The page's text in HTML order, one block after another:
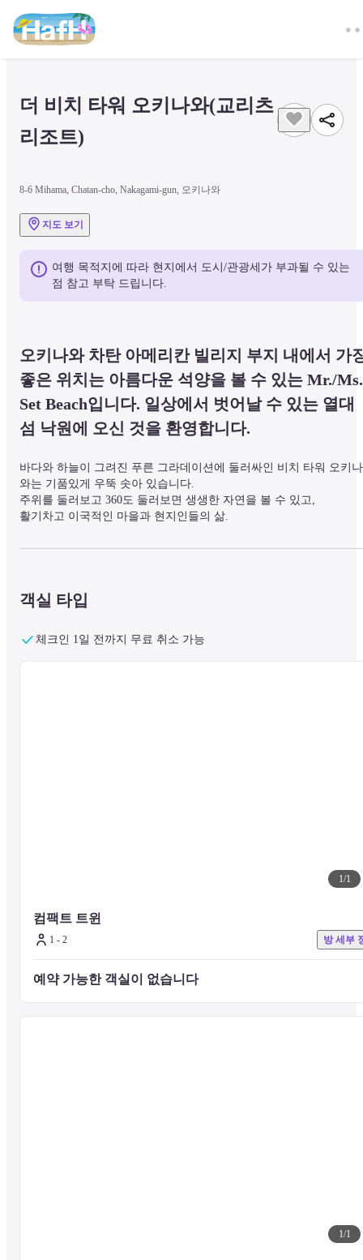
더 비치 타워 오키나와(교리츠
리조트)
8-6 Mihama, Chatan-cho, Nakagami-gun, 오키나와
지도 보기
여행 목적지에 따라 현지에서 도시/관광세가 부과될 수 있는
점 참고 부탁 드립니다.
오키나와 차탄 아메리칸 빌리지 부지 내에서 가
좋은 위치는 아름다운 석양을 볼 수 있는 Mr./Ms.
Set Beach입니다. 일상에서 벗어날 수 있는 열대
섬 낙원에 오신 것을 환영합니다.
바다와 하늘이 그려진 푸른 그라데이션에 둘러싸인 비치 타워 오키나
와는 기품있게 우뚝 솟아 있습니다.
주위를 둘러보고 360도 둘러보면 생생한 자연을 볼 수 있고,
활기차고 이국적인 마을과 현지인들의 삶.
립니다.
창밖은 온통 파랗고, 객실에서 리조트 기분을 즐길 수 있습니다.
루 종일 다양한 표정을 즐길 수 있습니다.
객실 타입
체크인 1일 전까지 무료 취소 가능
1/1
컴팩트 트윈
1 - 2 방 세부
예약 가능한 객실이 없습니다
1/1